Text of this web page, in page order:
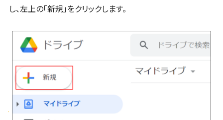
し、左上の「新規」をクリックします。